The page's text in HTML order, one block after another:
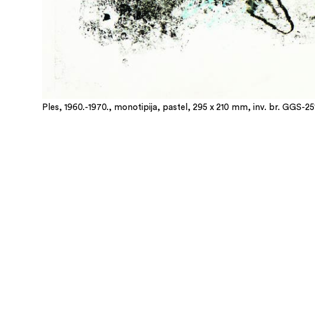
Ples, 1960.-1970., monotipija, pastel, 295 x 210 mm, inv. br. GGS-